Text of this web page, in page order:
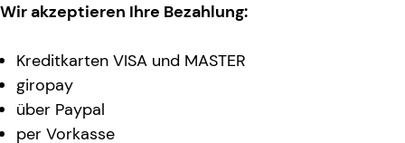
Wir akzeptieren Ihre Bezahlung:
Kreditkarten VISA und MASTER
giropay
über Paypal
per Vorkasse